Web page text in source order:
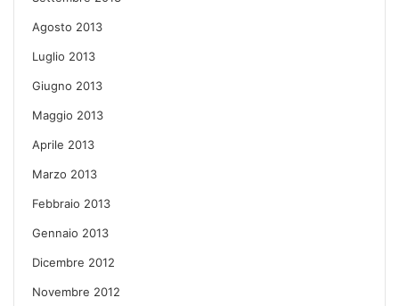
Agosto 2013
Luglio 2013
Giugno 2013
Maggio 2013
Aprile 2013
Marzo 2013
Febbraio 2013
Gennaio 2013
Dicembre 2012
Novembre 2012